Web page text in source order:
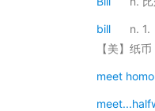
bill
n. 1.
【美】纸
meet